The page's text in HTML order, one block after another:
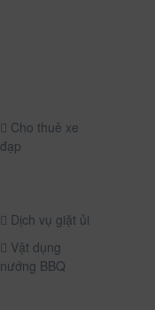
Cho thuê xe
đạp
Dịch vụ giặt ủi
Vật dụng
nướng BBQ